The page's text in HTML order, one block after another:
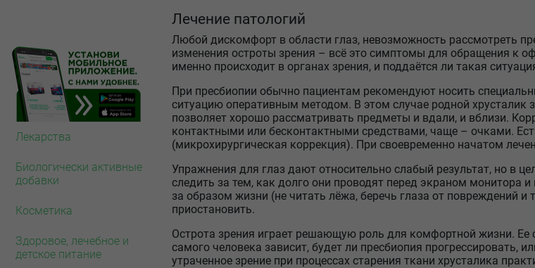
Лекарства
Биологически активные
добавки
Косметика
Здоровое, лечебное и
детское питание
Лечение патологий
Любой дискомфорт в области глаз, невозможность рассмотреть
изменения остроты зрения – всё это симптомы для обращения к
именно происходит в органах зрения, и поддаётся ли такая
При пресбиопии обычно пациентам рекомендуют носить
ситуацию оперативным методом. В этом случае родной хрусталик
позволяет хорошо рассматривать предметы и вдали, и вблизи.
контактными или бесконтактными средствами, чаще – очками.
(микрохирургическая коррекция). При своевременно начатом
Упражнения для глаз дают относительно слабый результат, но в
следить за тем, как долго они проводят перед экраном монитора
за образом жизни (не читать лёжа, беречь глаза от повреждений
приостановить.
Острота зрения играет решающую роль для комфортной жизни. Ее
самого человека зависит, будет ли пресбиопия прогрессировать,
утраченное зрение при процессах старения ткани хрусталика